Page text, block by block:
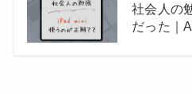
社会人の
だった｜